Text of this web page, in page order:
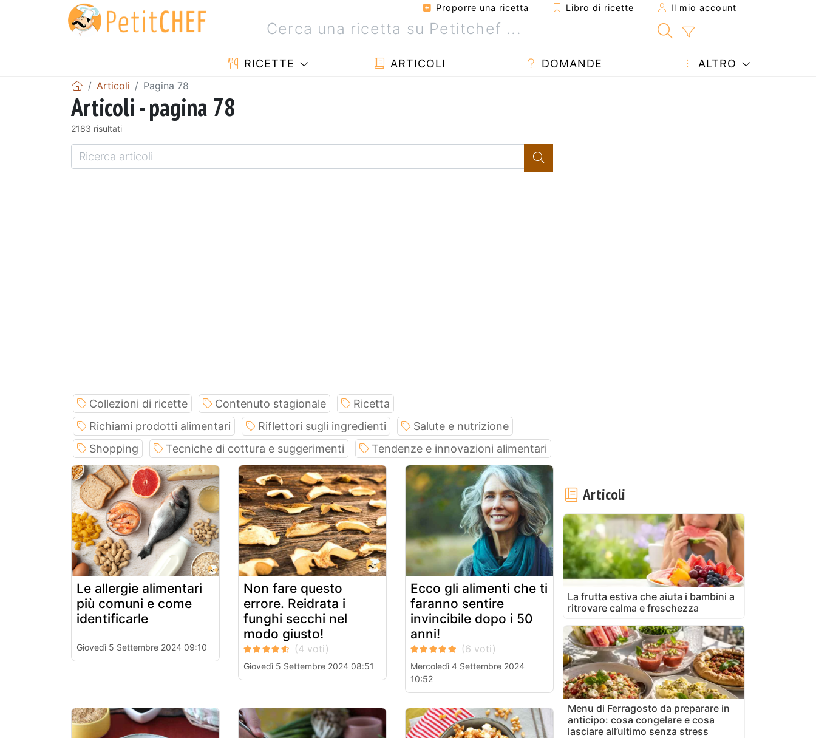
Proporre una ricetta Libro di ricette Il mio account
RICETTE ARTICOLI DOMANDE ALTRO
Articoli Pagina 78
Articoli - pagina 78
2183 risultati
Collezioni di ricette Contenuto stagionale
Ricetta
Richiami prodotti alimentari
Riflettori sugli ingredienti
Salute e nutrizione
Shopping
Tecniche di cottura e suggerimenti Tendenze e innovazioni alimentari
Le allergie alimentari
più comuni e come
identificarle
Giovedì 5 Settembre 2024 09:10
Non fare questo
errore. Reidrata i
funghi secchi nel
modo giusto!
Giovedì 5 Settembre 2024 08:51
Ecco gli alimenti che ti
faranno sentire
invincibile dopo i 50
anni!
Mercoledì 4 Settembre 2024
10:52
Articoli
La frutta estiva che aiuta i bambini a
ritrovare calma e freschezza
Menu di Ferragosto da preparare in
anticipo: cosa congelare e cosa
lasciare all’ultimo senza stress